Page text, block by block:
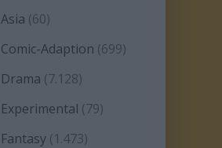
Asia (60)
Comic-Adaption (699)
Drama (7.128)
Experimental (79)
Fantasy(1.473)